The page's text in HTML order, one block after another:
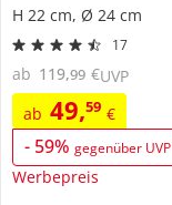
H 22 cm, Ø 24 cm
17
ab 49,59 €
- 59% gegenüber UVP
Werbepreis
ab 119,99 €UVP